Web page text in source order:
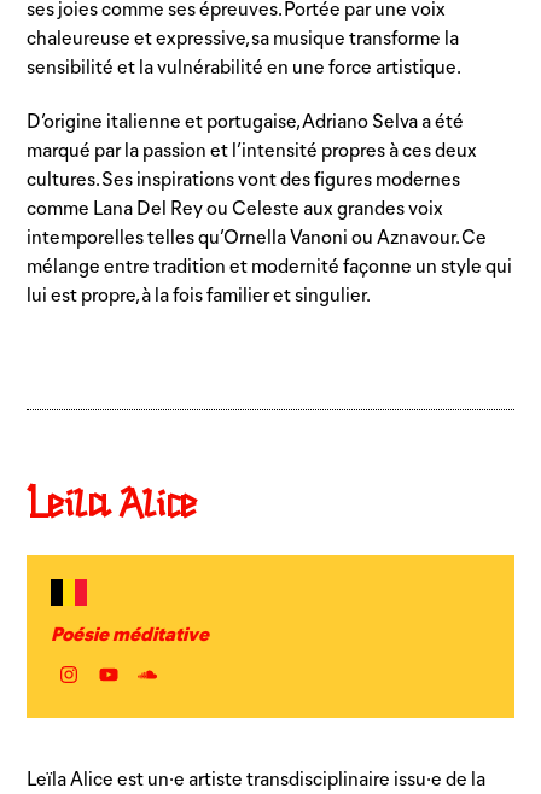
ses joies comme ses épreuves. Portée par une voix
chaleureuse et expressive, sa musique transforme la
sensibilité et la vulnérabilité en une force artistique.
D’origine italienne et portugaise, Adriano Selva a été
marqué par la passion et l’intensité propres à ces deux
cultures. Ses inspirations vont des figures modernes
comme Lana Del Rey ou Celeste aux grandes voix
intemporelles telles qu’Ornella Vanoni ou Aznavour. Ce
mélange entre tradition et modernité façonne un style qui
lui est propre, à la fois familier et singulier.
Leïla Alice
Poésie méditative
Instagram
YouTube
Autre
lien
Leïla Alice est un·e artiste transdisciplinaire issu·e de la